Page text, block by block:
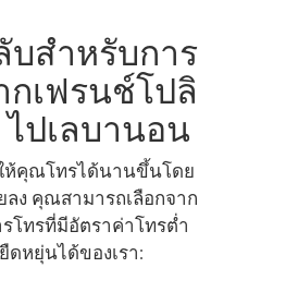
บสำหรับการ
กเฟรนช์โปลิ
ไปเลบานอน
ห้คุณโทรได้นานขึ้นโดย
ลง คุณสามารถเลือกจาก
รโทรที่มีอัตราค่าโทรต่ำ
ดหยุ่นได้ของเรา: